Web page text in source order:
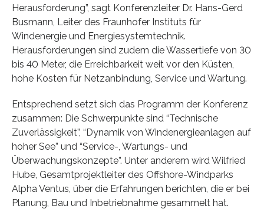
Herausforderung”, sagt Konferenzleiter Dr. Hans-Gerd
Busmann, Leiter des Fraunhofer Instituts für
Windenergie und Energiesystemtechnik.
Herausforderungen sind zudem die Wassertiefe von 30
bis 40 Meter, die Erreichbarkeit weit vor den Küsten,
hohe Kosten für Netzanbindung, Service und Wartung.
Entsprechend setzt sich das Programm der Konferenz
zusammen: Die Schwerpunkte sind “Technische
Zuverlässigkeit”, “Dynamik von Windenergieanlagen auf
hoher See” und “Service-, Wartungs- und
Überwachungskonzepte”. Unter anderem wird Wilfried
Hube, Gesamtprojektleiter des Offshore-Windparks
Alpha Ventus, über die Erfahrungen berichten, die er bei
Planung, Bau und Inbetriebnahme gesammelt hat.